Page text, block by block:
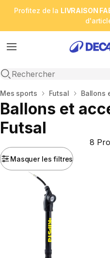
Profitez de la LIVRAISON
Menu
Open search
Accueil
Mes sports Futsal Ballons
Ballons et
Futsal
Masquer les filtres
8